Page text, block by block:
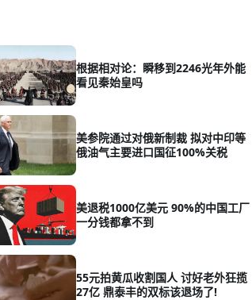
根据相对论：瞬移到2246光年外能
看见秦始皇吗
美参院通过对俄新制裁 拟对中印等
俄油气主要进口国征100%关税
美退税1000亿美元 90%的中国工厂
一分钱都拿不到
55元拍黄瓜收割国人 讨好老外狂揽
27亿 鼎泰丰的双标该退场了!